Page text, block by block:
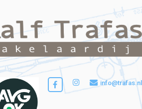
info@trafas.nl